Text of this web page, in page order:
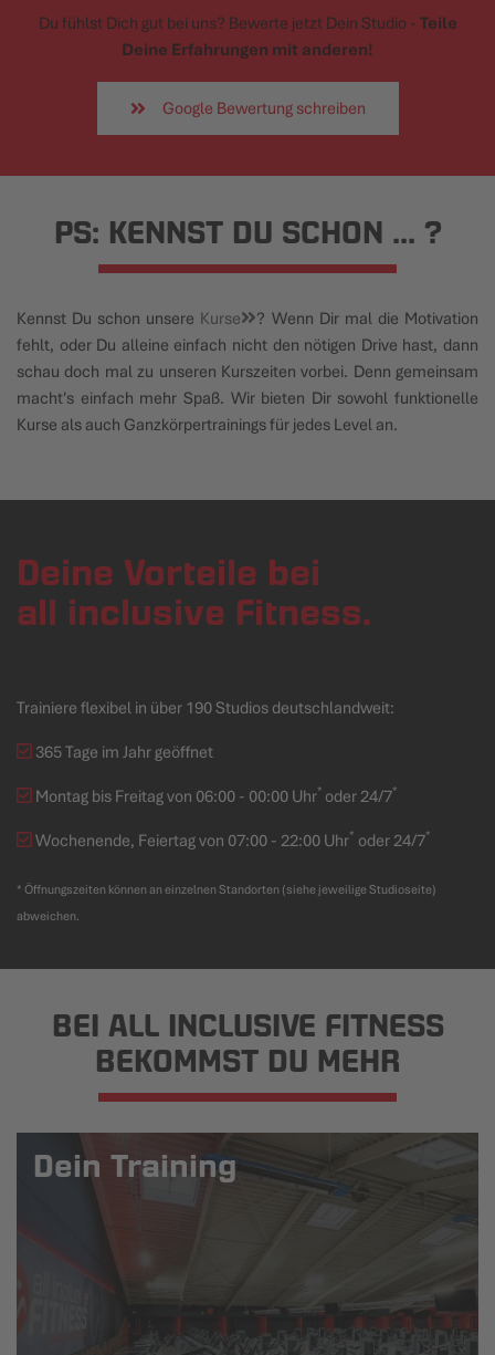
Du fühlst Dich gut bei uns? Bewerte jetzt Dein Studio - Teile
Deine Erfahrungen mit anderen!
Google Bewertung schreiben
PS: KENNST DU SCHON ... ?
Kennst Du schon unsere Kurse
? Wenn Dir mal die Motivation
fehlt, oder Du alleine einfach nicht den nötigen Drive hast, dann
schau doch mal zu unseren Kurszeiten vorbei. Denn gemeinsam
macht's einfach mehr Spaß. Wir bieten Dir sowohl funktionelle
Kurse als auch Ganzkörpertrainings für jedes Level an.
Deine Vorteile bei
all inclusive Fitness.
Trainiere flexibel in über 190 Studios deutschlandweit:
365 Tage im Jahr geöffnet
Montag bis Freitag von 06:00 - 00:00 Uhr* oder 24/7*
Wochenende, Feiertag von 07:00 - 22:00 Uhr* oder 24/7*
* Öffnungszeiten können an einzelnen Standorten (siehe jeweilige Studioseite)
abweichen.
BEI ALL INCLUSIVE FITNESS
BEKOMMST DU MEHR
Dein Training